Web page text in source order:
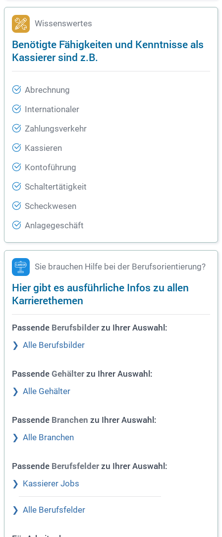
Wissenswertes
Benötigte Fähigkeiten und Kenntnisse als
Kassierer sind z.B.
Abrechnung
Internationaler
Zahlungsverkehr
Kassieren
Kontoführung
Schaltertätigkeit
Scheckwesen
Anlagegeschäft
Sie brauchen Hilfe bei der Berufsorientierung?
Hier gibt es ausführliche Infos zu allen
Karrierethemen
Passende Berufsbilder zu Ihrer Auswahl:
Alle Berufsbilder
Passende Gehälter zu Ihrer Auswahl:
Alle Gehälter
Passende Branchen zu Ihrer Auswahl:
Alle Branchen
Passende Berufsfelder zu Ihrer Auswahl:
Kassierer Jobs
Alle Berufsfelder